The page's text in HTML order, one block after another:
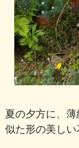
夏の夕方に、
似た形の美しい